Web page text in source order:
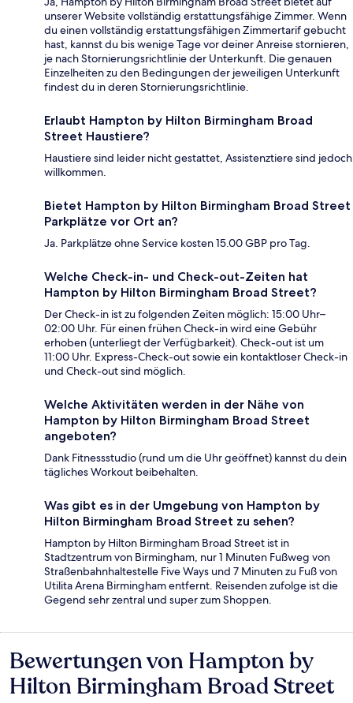
unserer Website vollständig erstattungsfähige Zimmer. Wenn
du einen vollständig erstattungsfähigen Zimmertarif gebucht
hast, kannst du bis wenige Tage vor deiner Anreise stornieren,
je nach Stornierungsrichtlinie der Unterkunft. Die genauen
Einzelheiten zu den Bedingungen der jeweiligen Unterkunft
findest du in deren Stornierungsrichtlinie.
Erlaubt Hampton by Hilton Birmingham Broad
Street Haustiere?
Haustiere sind leider nicht gestattet, Assistenztiere sind jedoch
willkommen.
Bietet Hampton by Hilton Birmingham Broad Street
Parkplätze vor Ort an?
Ja. Parkplätze ohne Service kosten 15.00 GBP pro Tag.
Welche Check-in- und Check-out-Zeiten hat
Hampton by Hilton Birmingham Broad Street?
Der Check-in ist zu folgenden Zeiten möglich: 15:00 Uhr–
02:00 Uhr. Für einen frühen Check-in wird eine Gebühr
erhoben (unterliegt der Verfügbarkeit). Check-out ist um
11:00 Uhr. Express-Check-out sowie ein kontaktloser Check-in
und Check-out sind möglich.
Welche Aktivitäten werden in der Nähe von
Hampton by Hilton Birmingham Broad Street
angeboten?
Dank Fitnessstudio (rund um die Uhr geöffnet) kannst du dein
tägliches Workout beibehalten.
Was gibt es in der Umgebung von Hampton by
Hilton Birmingham Broad Street zu sehen?
Hampton by Hilton Birmingham Broad Street ist in
Stadtzentrum von Birmingham, nur 1 Minuten Fußweg von
Straßenbahnhaltestelle Five Ways und 7 Minuten zu Fuß von
Utilita Arena Birmingham entfernt. Reisenden zufolge ist die
Gegend sehr zentral und super zum Shoppen.
Bewertungen
Bewertungen von Hampton by
Hilton Birmingham Broad Street